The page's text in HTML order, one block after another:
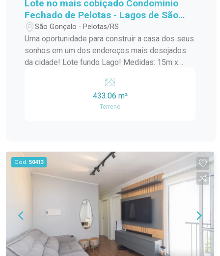
Lote no mais cobiçado Condominio
Fechado de Pelotas - Lagos de São
Gonçalo!
São Gonçalo - Pelotas/RS
Uma oportunidade para construir a casa dos seus
sonhos em um dos endereços mais desejados
da cidade! Lote fundo Lago! Medidas: 15m x
projeto residencial de alto padrão Excelente
aproveitamento do terreno Ideal para quem busca
conforto, privacidade e qualidade de vida Invista
433.06 m²
Terreno
Cód. 50413